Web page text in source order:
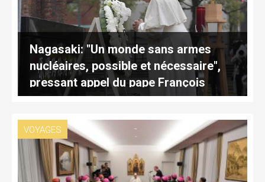
Nagasaki: "Un monde sans armes
nucléaires, possible et nécessaire",
pressant appel du pape François
VOYAGES